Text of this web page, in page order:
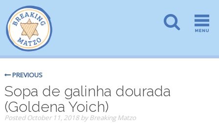
PREVIOUS
Sopa de galinha dourada
(Goldena Yoich)
PostedOctober 11, 2018byBreaking Matzo